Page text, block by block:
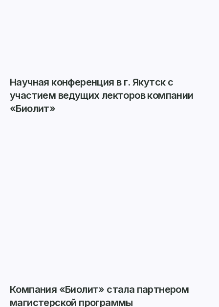
Научная конференция в г. Якутск с
участием ведущих лекторов компании
«Биолит»
Компания «Биолит» стала партнером
магистерской программы